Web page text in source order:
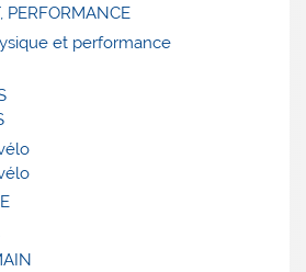
PERFORMANCE
et performance